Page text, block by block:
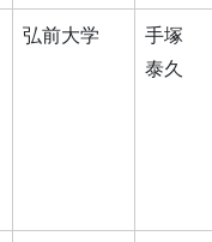
弘前大学
手塚
泰久